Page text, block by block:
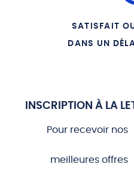
SATISFAIT
DANS UN
INSCRIPTION À LA
Pour recevoir nos
meilleures offres